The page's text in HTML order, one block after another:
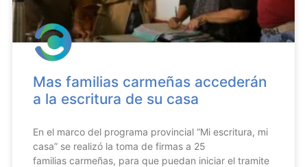
Mas familias carmeñas accederán
a la escritura de su casa
En el marco del programa provincial “Mi escritura, mi
casa” se realizó la toma de firmas a 25
familias carmeñas, para que puedan iniciar el tramite